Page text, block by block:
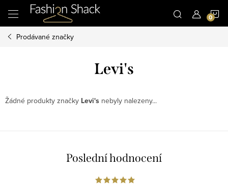
obsah
Prodávané značky
Levi's
Žádné produkty značky Levi's nebyly nalezeny...
Poslední hodnocení